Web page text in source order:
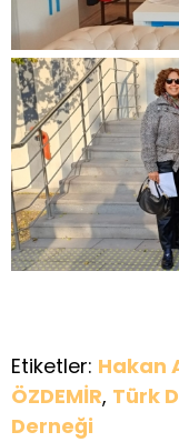
Etiketler: Hakan
ÖZDEMİR, Türk
Derneği